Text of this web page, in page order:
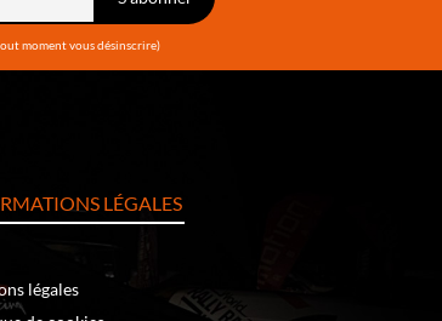
moment vous désinscrire)
LÉGALES
légales